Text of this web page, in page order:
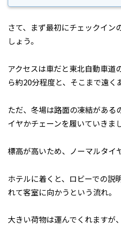
さて、まず最初にチェックイン
しょう。
アクセスは車だと東北自動車道
ら約20分程度と、そこまで遠く
ただ、冬場は路面の凍結がある
イヤかチェーンを履いていきま
標高が高いため、ノーマルタイ
ホテルに着くと、ロビーでの説
れて客室に向かうという流れ。
大きい荷物は運んでくれますが